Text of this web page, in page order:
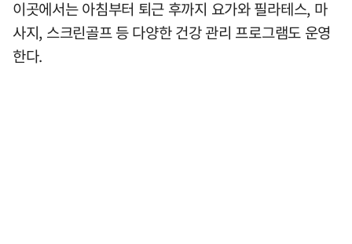
이곳에서는 아침부터 퇴근 후까지 요가와 필라테스, 마
사지, 스크린골프 등 다양한 건강 관리 프로그램도 운영
한다.